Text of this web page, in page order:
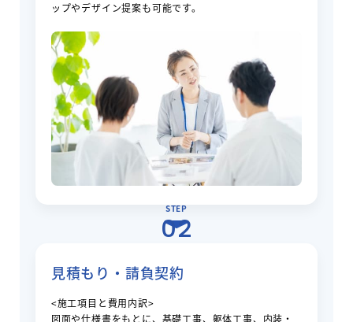
ップやデザイン提案も可能です。
STEP
02
見積もり・請負契約
<施工項目と費用内訳>
図面や仕様書をもとに、基礎工事、躯体工事、内装・